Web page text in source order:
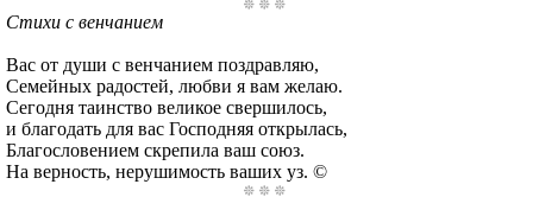
Стихи с венчанием
Вас от души с венчанием поздравляю,
Семейных радостей, любви я вам желаю.
Сегодня таинство великое свершилось,
и благодать для вас Господняя открылась,
Благословением скрепила ваш союз.
На верность, нерушимость ваших уз. ©